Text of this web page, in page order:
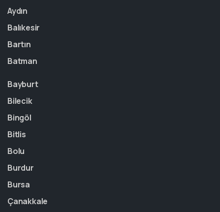
Aydın
Balıkesir
Bartın
Batman
Bayburt
Bilecik
Bingöl
Bitlis
Bolu
Burdur
Bursa
Çanakkale